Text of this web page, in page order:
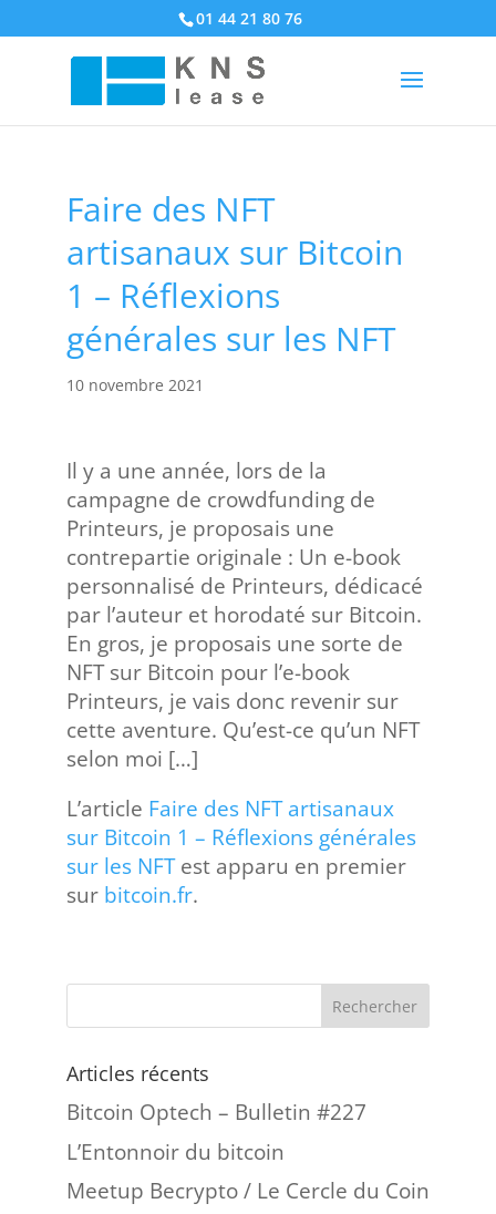
01 44 21 80 76
Faire des NFT
artisanaux sur Bitcoin
1 – Réflexions
générales sur les NFT
10 novembre 2021
Il y a une année, lors de la
campagne de crowdfunding de
Printeurs, je proposais une
contrepartie originale : Un e-book
personnalisé de Printeurs, dédicacé
par l’auteur et horodaté sur Bitcoin.
En gros, je proposais une sorte de
NFT sur Bitcoin pour l’e-book
Printeurs, je vais donc revenir sur
cette aventure. Qu’est-ce qu’un NFT
selon moi […]
L’article Faire des NFT artisanaux
sur Bitcoin 1 – Réflexions générales
sur les NFTest apparu en premier
sur bitcoin.fr.
Articles récents
Bitcoin Optech – Bulletin #227
L’Entonnoir du bitcoin
Meetup Becrypto / Le Cercle du Coin